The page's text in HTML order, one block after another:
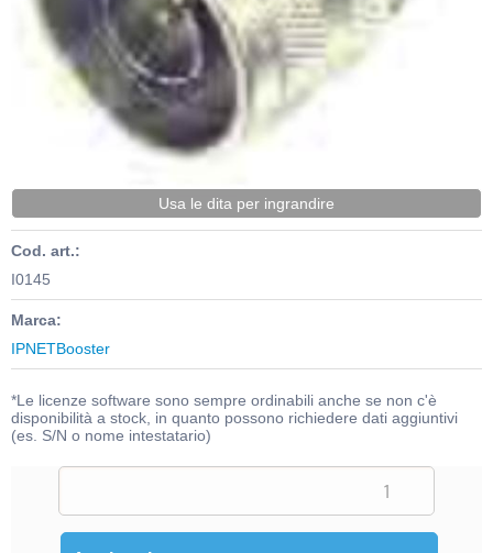
Usa le dita per ingrandire
Cod. art.:
I0145
Marca:
IPNETBooster
*Le licenze software sono sempre ordinabili anche se non c'è
disponibilità a stock, in quanto possono richiedere dati aggiuntivi
(es. S/N o nome intestatario)